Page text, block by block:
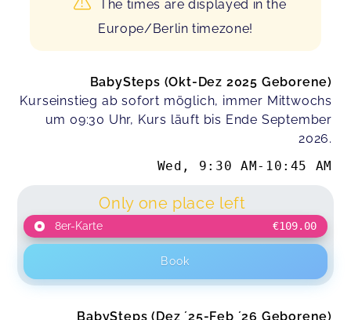
The times are displayed in the
Europe/Berlin timezone!
BabySteps (Okt-Dez 2025 Geborene)
Kurseinstieg ab sofort möglich, immer Mittwochs
um 09:30 Uhr, Kurs läuft bis Ende September
2026.
Wed , 9:30 AM- 10:45 AM
Only one place left
8er-Karte €109.00
Book
BabySteps (Dez ´25-Feb ´26 Geborene)